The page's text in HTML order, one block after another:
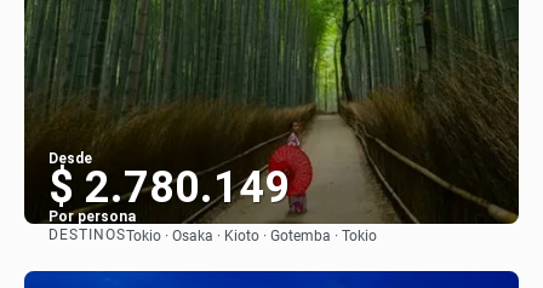
Desde
$ 2.780.149
Por persona
DESTINOSTokio · Osaka · Kioto · Gotemba · Tokio